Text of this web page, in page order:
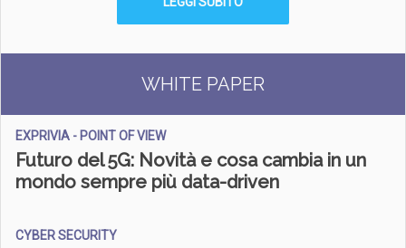
WHITE PAPER
EXPRIVIA - POINT OF VIEW
Futuro del 5G: Novità e cosa cambia in un
mondo sempre più data-driven
CYBER SECURITY